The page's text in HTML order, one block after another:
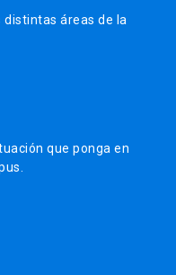
áreas de la
que ponga en